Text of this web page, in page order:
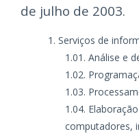
de julho de 2003.
Serviços de
Análise e
computadores,